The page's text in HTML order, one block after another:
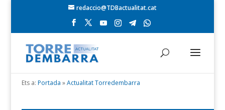
redaccio@TDBactualitat.cat
Ets a: Portada »Actualitat Torredembarra